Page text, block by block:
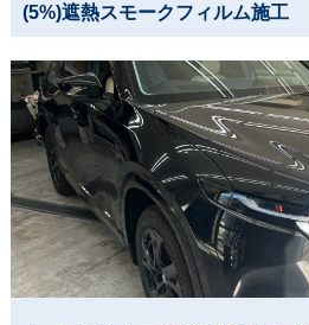
(5%)遮熱スモークフィルム施工